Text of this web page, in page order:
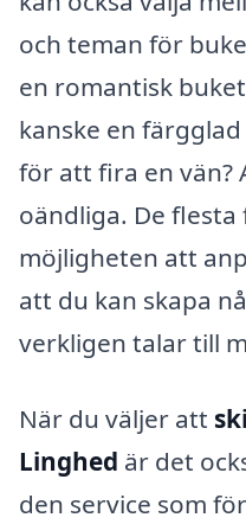
och teman för
en romantisk
kanske en
för att fira en vän?
oändliga. De
möjligheten att
att du kan skapa
verkligen talar till
När du väljer att
Linghed är det
den service som